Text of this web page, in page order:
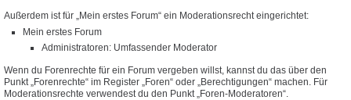
Außerdem ist für „Mein erstes Forum“ ein Moderationsrecht eingerichtet:
Mein erstes Forum
Administratoren: Umfassender Moderator
Wenn du Forenrechte für ein Forum vergeben willst, kannst du das über den
Punkt „Forenrechte“ im Register „Foren“ oder „Berechtigungen“ machen. Für
Moderationsrechte verwendest du den Punkt „Foren-Moderatoren“.